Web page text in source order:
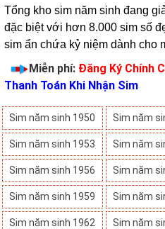
Tổng kho sim năm sinh đang
đặc biệt với hơn 8.000 sim số
sim ẩn chứa kỷ niệm dành cho
Miễn phí: Đăng Ký Chính
Thanh Toán Khi Nhận Sim
Sim năm sinh 1950 Sim năm
Sim năm sinh 1953 Sim năm
Sim năm sinh 1956 Sim năm
Sim năm sinh 1959 Sim năm
Sim năm sinh 1962 Sim năm